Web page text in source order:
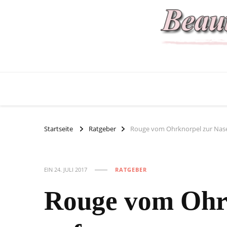
Startseite Ratgeber Rouge vom Ohrknorpel zur
EIN 24. JULI 2017 RATGEBER
Rouge vom